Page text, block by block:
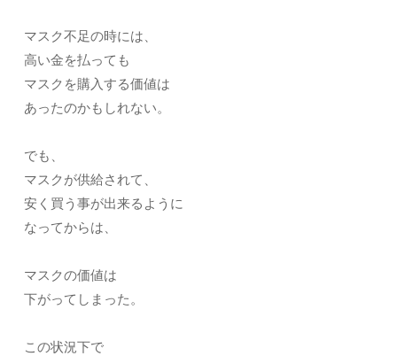
マスク不足の時には、
高い金を払っても
マスクを購入する価値は
あったのかもしれない。
でも、
マスクが供給されて、
安く買う事が出来るように
なってからは、
マスクの価値は
下がってしまった。
この状況下で